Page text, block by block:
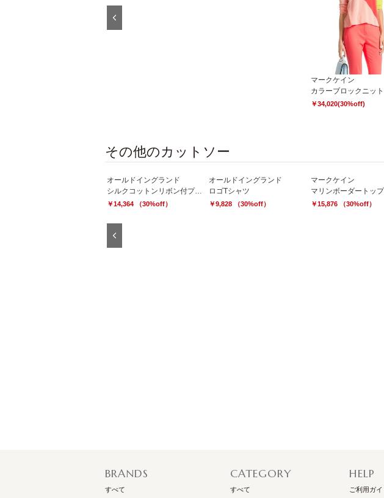
マークケイン
￥34,020(30%off)
その他のカットソー
オールドイングランド
シルクコットンリボン付プルオーバー
￥14,364 （30%off）
オールドイングランド
ロゴTシャツ
￥9,828 （30%off）
マークケイン
マリンボーダートッ
￥15,876 （30%off）
BRANDS
すべて
CATEGORY
すべて
HELP
ご利用ガイ